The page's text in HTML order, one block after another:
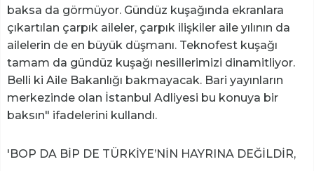
baksa da görmüyor. Gündüz kuşağında ekranlara
çıkartılan çarpık aileler, çarpık ilişkiler aile yılının da
ailelerin de en büyük düşmanı. Teknofest kuşağı
tamam da gündüz kuşağı nesillerimizi dinamitliyor.
Belli ki Aile Bakanlığı bakmayacak. Bari yayınların
merkezinde olan İstanbul Adliyesi bu konuya bir
baksın" ifadelerini kullandı.
'BOP DA BİP DE TÜRKİYE’NİN HAYRINA DEĞİLDİR,